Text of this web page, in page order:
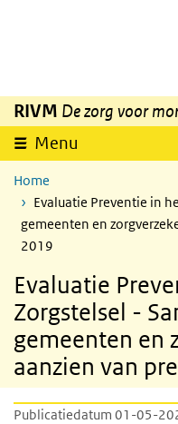
Overslaan en naar de inhoud
RIVM De zorg voor
Menu
Home
Evaluatie Preventie in
gemeenten en
2019
Evaluatie
Zorgstelsel -
gemeenten en
aanzien van
Publicatiedatum 01-05-